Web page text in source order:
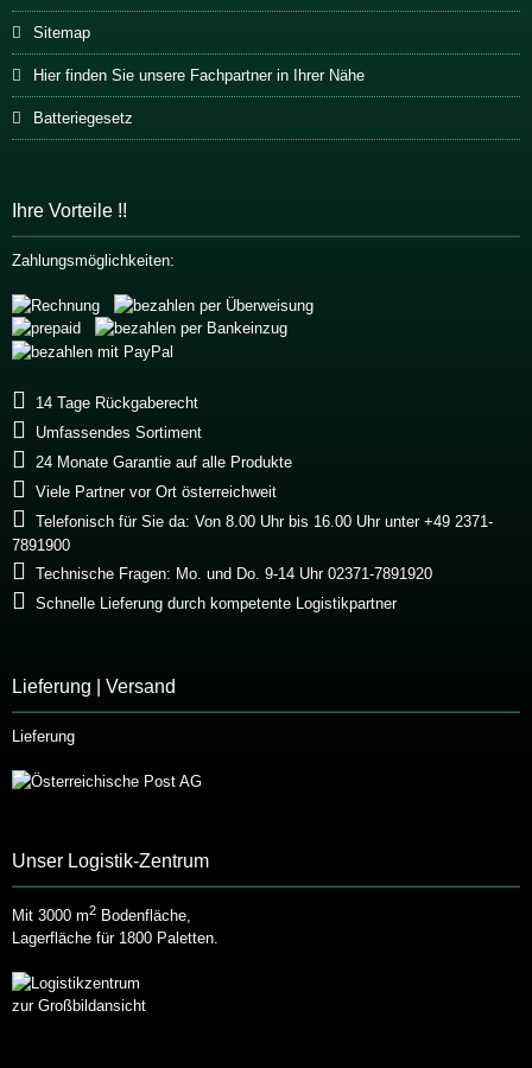
Sitemap
Hier finden Sie unsere Fachpartner in Ihrer Nähe
Batteriegesetz
Ihre Vorteile !!
Zahlungsmöglichkeiten:
14 Tage Rückgaberecht
Umfassendes Sortiment
24 Monate Garantie auf alle Produkte
Viele Partner vor Ort österreichweit
Telefonisch für Sie da: Von 8.00 Uhr bis 16.00 Uhr unter +49 2371-
7891900
Technische Fragen: Mo. und Do. 9-14 Uhr 02371-7891920
Schnelle Lieferung durch kompetente Logistikpartner
Lieferung | Versand
Lieferung
Unser Logistik-Zentrum
Mit 3000 m2 Bodenfläche,
Lagerfläche für 1800 Paletten.
zur Großbildansicht